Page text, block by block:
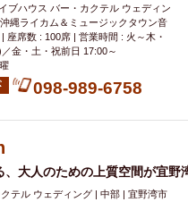
ブハウス バー・カクテル ウェディン
縄ライカム＆ミュージックタウン音
座席数 : 100席 | 営業時間 : 火～木・
金・土・祝前日 17:00～
098-989-6758
大人のための上質空間が宜野
テル ウェディング | 中部 | 宜野湾市